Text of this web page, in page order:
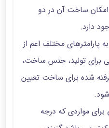
ساخت آن در دو
دارد.
پارامترهای مختلف اعم از
برای تولید، جنس ساخت،
شده برای ساخت تعیین
برای مواردی که درجه